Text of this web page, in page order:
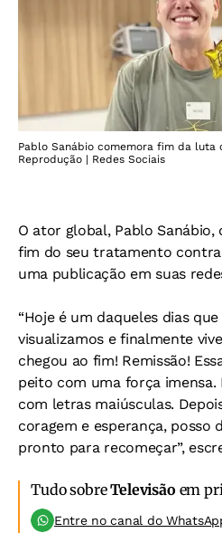
Pablo Sanábio comemora fim da luta
Reprodução | Redes Sociais
O ator global, Pablo Sanábio,
fim do seu tratamento
uma publicação em suas
“Hoje é um daqueles dias
visualizamos e finalmente
chegou ao fim! Remissão!
peito com uma força imensa.
com letras maiúsculas.
coragem e esperança, posso
pronto para recomeçar”,
Tudo sobreTelevisão em
Entre no canal do